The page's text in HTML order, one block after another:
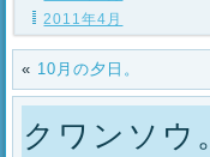
2011年4月
« 10月の夕日。
クワンソウ